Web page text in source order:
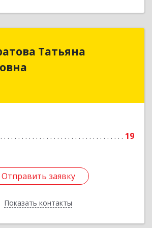
Татьяна
19
Отправить заявку
Показать контакты
Валентиновна
край, Краснодар г,
Отправить заявку
Назад